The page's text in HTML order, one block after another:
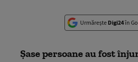
Urmărește Digi24în
Șase persoane au fost